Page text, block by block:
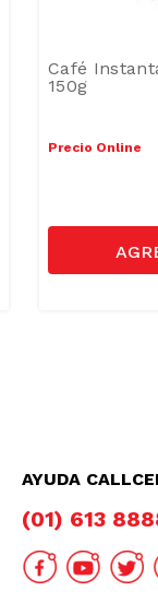
Café
150g
Precio Online
AYUDA
(01) 613